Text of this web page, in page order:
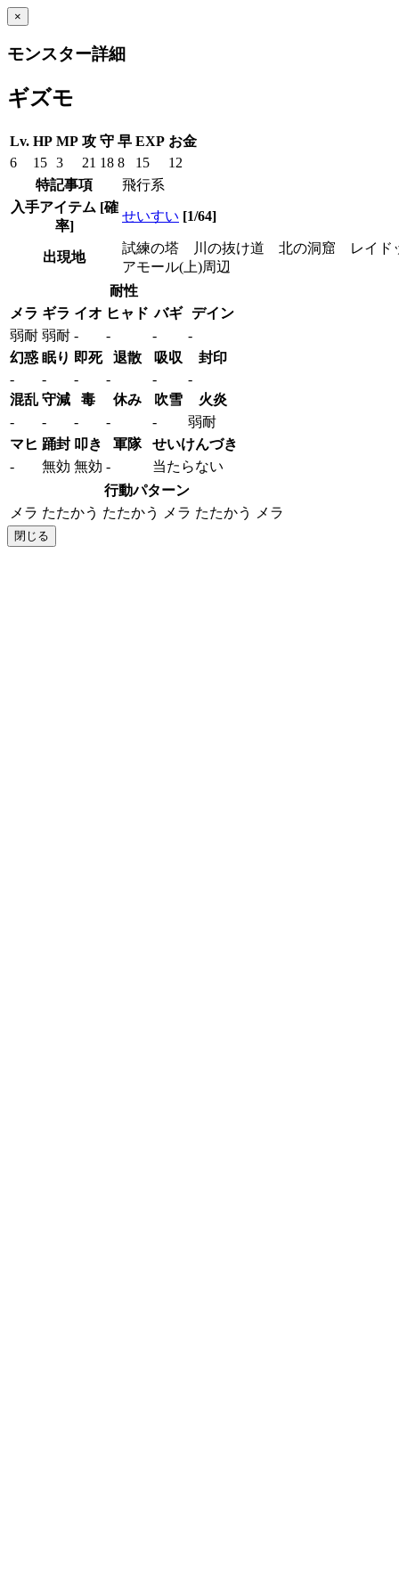
×
モンスター詳細
ギズモ
Lv. HP MP 攻 守 早 EXP お金
6
15 3 21 18 8 15
12
特記事項
飛行系
入手アイテム [確
率]
せいすい [1/64]
出現地
試練の塔 川の抜け道 北の洞窟 レイド
アモール(上)周辺
耐性
メラ ギラ イオ ヒャド バギ デイン
弱耐 弱耐 - - -
-
幻惑 眠り 即死 退散 吸収
封印
-
- - - -
-
混乱 守減 毒 休み 吹雪
火炎
-
- - - -
弱耐
マヒ 踊封 叩き 軍隊
せいけんづき
-
無効 無効 -
当たらない
行動パターン
メラ たたかう たたかう メラ たたかう メラ
閉じる